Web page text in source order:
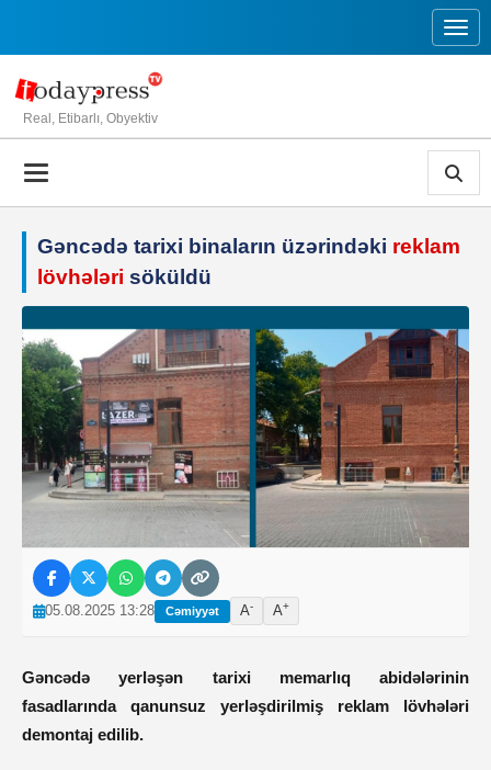
Real, Etibarlı, Obyektiv
Gəncədə tarixi binaların üzərindəki reklam
lövhələri söküldü
05.08.2025 13:28 Cəmiyyət A- A+
Gəncədə yerləşən tarixi memarlıq abidələrinin
fasadlarında qanunsuz yerləşdirilmiş reklam lövhələri
demontaj edilib.